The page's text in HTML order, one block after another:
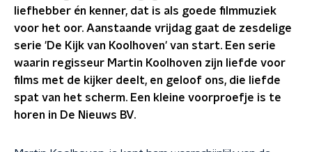
liefhebber én kenner, dat is als goede filmmuziek
voor het oor. Aanstaande vrijdag gaat de zesdelige
serie 'De Kijk van Koolhoven' van start. Een serie
waarin regisseur Martin Koolhoven zijn liefde voor
films met de kijker deelt, en geloof ons, die liefde
spat van het scherm. Een kleine voorproefje is te
horen in De Nieuws BV.